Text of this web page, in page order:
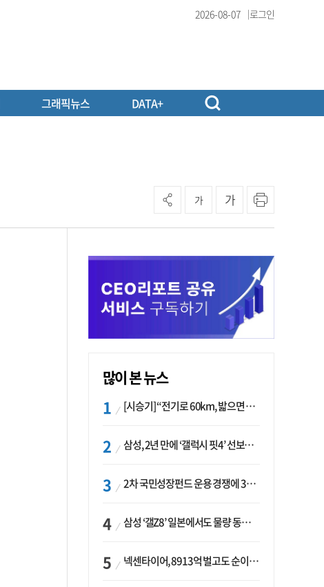
2026-08-07 로그인
그래픽뉴스 DATA+
가 가
많이 본 뉴스
[시승기] “전기로 60km, 밟으면 462마력”…볼보 XC60 T8의 두 얼굴
삼성, 2년 만에 ‘갤럭시 핏4’ 선보이나…웨어러블 생태계 확장 ‘시동’
2차 국민성장펀드 운용 경쟁에 33개사 몰렸다…신한·하나 등 새 얼굴 대거 합류
삼성 ‘갤Z8’ 일본에서도 물량 동났다…애플 참전 앞두고 선두 수성 ‘시험대’
넥센타이어, 8913억 벌고도 순이익 2억…유럽 세부담에 이익 증발